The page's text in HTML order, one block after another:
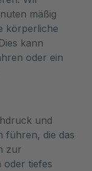
mäßig
körperliche
kann
oder ein
und
führen, die das
zur
oder tiefes